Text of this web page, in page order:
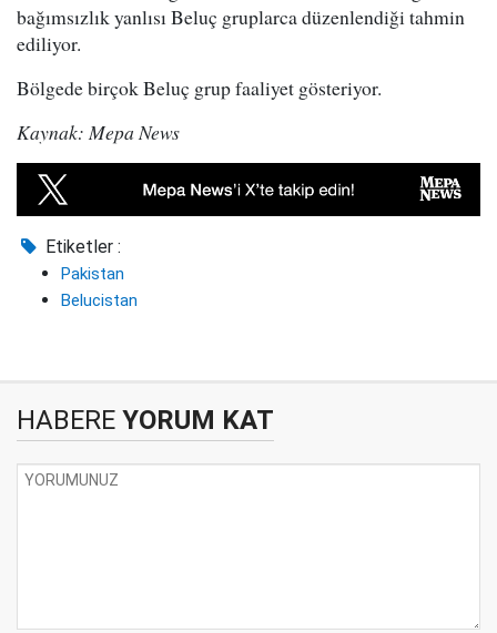
bağımsızlık yanlısı Beluç gruplarca düzenlendiği tahmin
ediliyor.
Bölgede birçok Beluç grup faaliyet gösteriyor.
Kaynak: Mepa News
Etiketler :
Pakistan
Belucistan
HABERE YORUM KAT